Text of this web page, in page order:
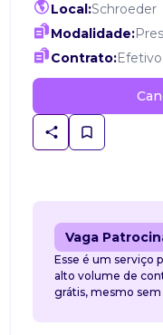
Local:Schroeder
Modalidade:
Contrato:Efetivo
Vaga
Esse é um serviço
alto volume de
grátis, mesmo sem